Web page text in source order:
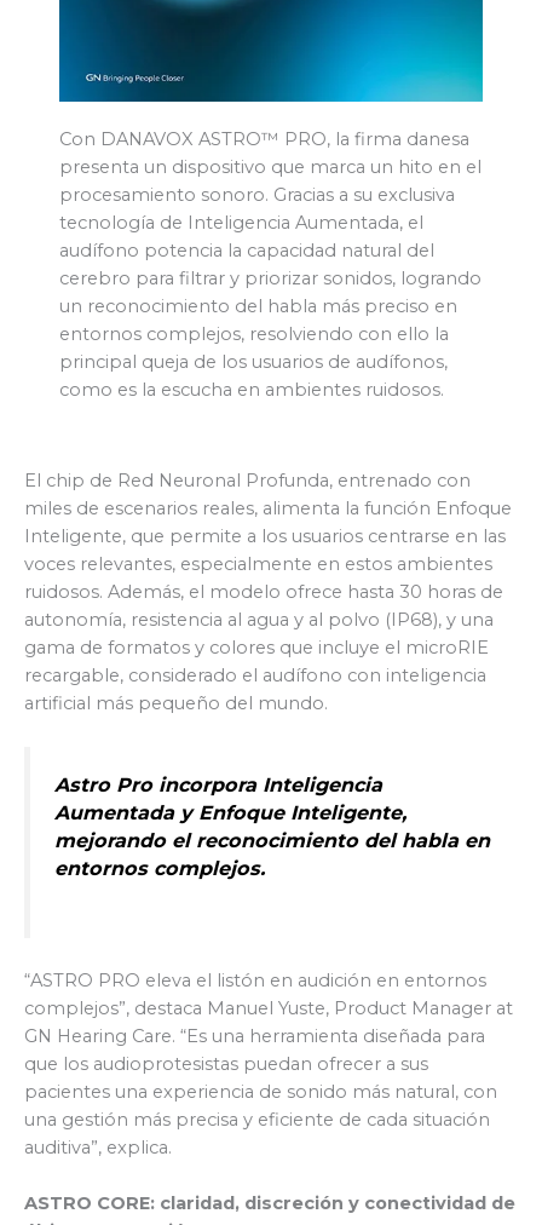
Con DANAVOX ASTRO™ PRO, la firma danesa
presenta un dispositivo que marca un hito en el
procesamiento sonoro. Gracias a su exclusiva
tecnología de Inteligencia Aumentada, el
audífono potencia la capacidad natural del
cerebro para filtrar y priorizar sonidos, logrando
un reconocimiento del habla más preciso en
entornos complejos, resolviendo con ello la
principal queja de los usuarios de audífonos,
como es la escucha en ambientes ruidosos.
El chip de Red Neuronal Profunda, entrenado con
miles de escenarios reales, alimenta la función Enfoque
Inteligente, que permite a los usuarios centrarse en las
voces relevantes, especialmente en estos ambientes
ruidosos. Además, el modelo ofrece hasta 30 horas de
autonomía, resistencia al agua y al polvo (IP68), y una
gama de formatos y colores que incluye el microRIE
recargable, considerado el audífono con inteligencia
artificial más pequeño del mundo.
Astro Pro incorpora Inteligencia
Aumentada y Enfoque Inteligente,
mejorando el reconocimiento del habla en
entornos complejos.
“ASTRO PRO eleva el listón en audición en entornos
complejos”, destaca Manuel Yuste, Product Manager at
GN Hearing Care. “Es una herramienta diseñada para
que los audioprotesistas puedan ofrecer a sus
pacientes una experiencia de sonido más natural, con
una gestión más precisa y eficiente de cada situación
auditiva”, explica.
ASTRO CORE: claridad, discreción y conectividad de